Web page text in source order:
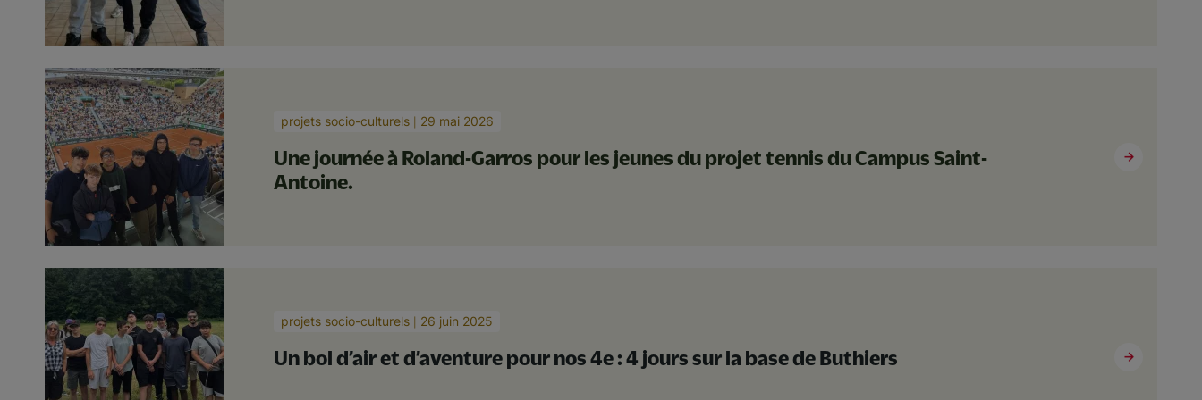
projets socio-culturels 29 mai 2026
Une journée à Roland-Garros pour les jeunes du projet tennis du Campus Saint-
Antoine.
projets socio-culturels 26 juin 2025
Un bol d’air et d’aventure pour nos 4e : 4 jours sur la base de Buthiers